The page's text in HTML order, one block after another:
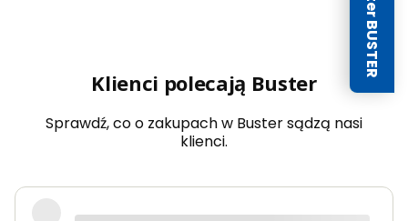
Klienci polecają Buster
Sprawdź, co o zakupach w Buster sądzą nasi
klienci.